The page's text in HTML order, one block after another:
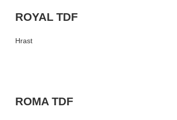
ROYAL TDF
Hrast
ROMA TDF